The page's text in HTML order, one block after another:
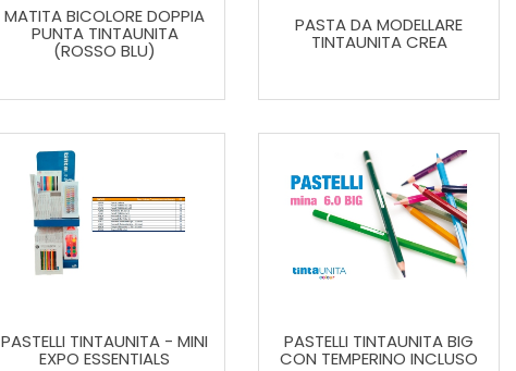
MATITA BICOLORE DOPPIA
PUNTA TINTAUNITA
(ROSSO BLU)
PASTA DA MODELLARE
TINTAUNITA CREA
PASTELLI TINTAUNITA - MINI
EXPO ESSENTIALS
PASTELLI TINTAUNITA BIG
CON TEMPERINO INCLUSO